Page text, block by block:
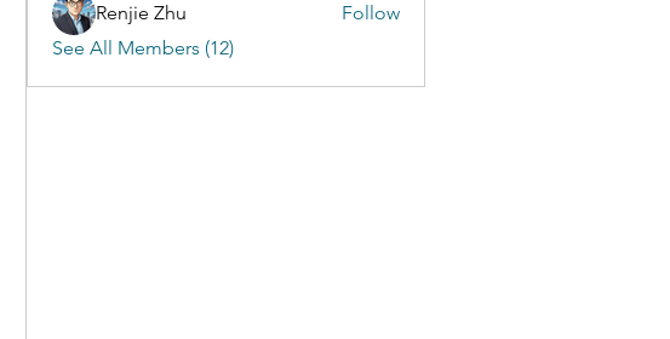
Renjie Zhu
Follow
See All Members (12)